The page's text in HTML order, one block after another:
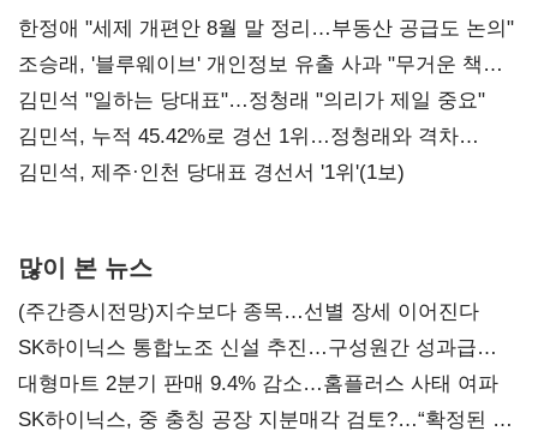
한정애 "세제 개편안 8월 말 정리…부동산 공급도 논의"
조승래, '블루웨이브' 개인정보 유출 사과 "무거운 책임
통감"
김민석 "일하는 당대표"…정청래 "의리가 제일 중요"
김민석, 누적 45.42%로 경선 1위…정청래와 격차
0.86%p(2보)
김민석, 제주·인천 당대표 경선서 '1위'(1보)
많이 본 뉴스
(주간증시전망)지수보다 종목…선별 장세 이어진다
SK하이닉스 통합노조 신설 추진…구성원간 성과급
불만 확산
대형마트 2분기 판매 9.4% 감소…홈플러스 사태 여파
SK하이닉스, 중 충칭 공장 지분매각 검토?…“확정된 바